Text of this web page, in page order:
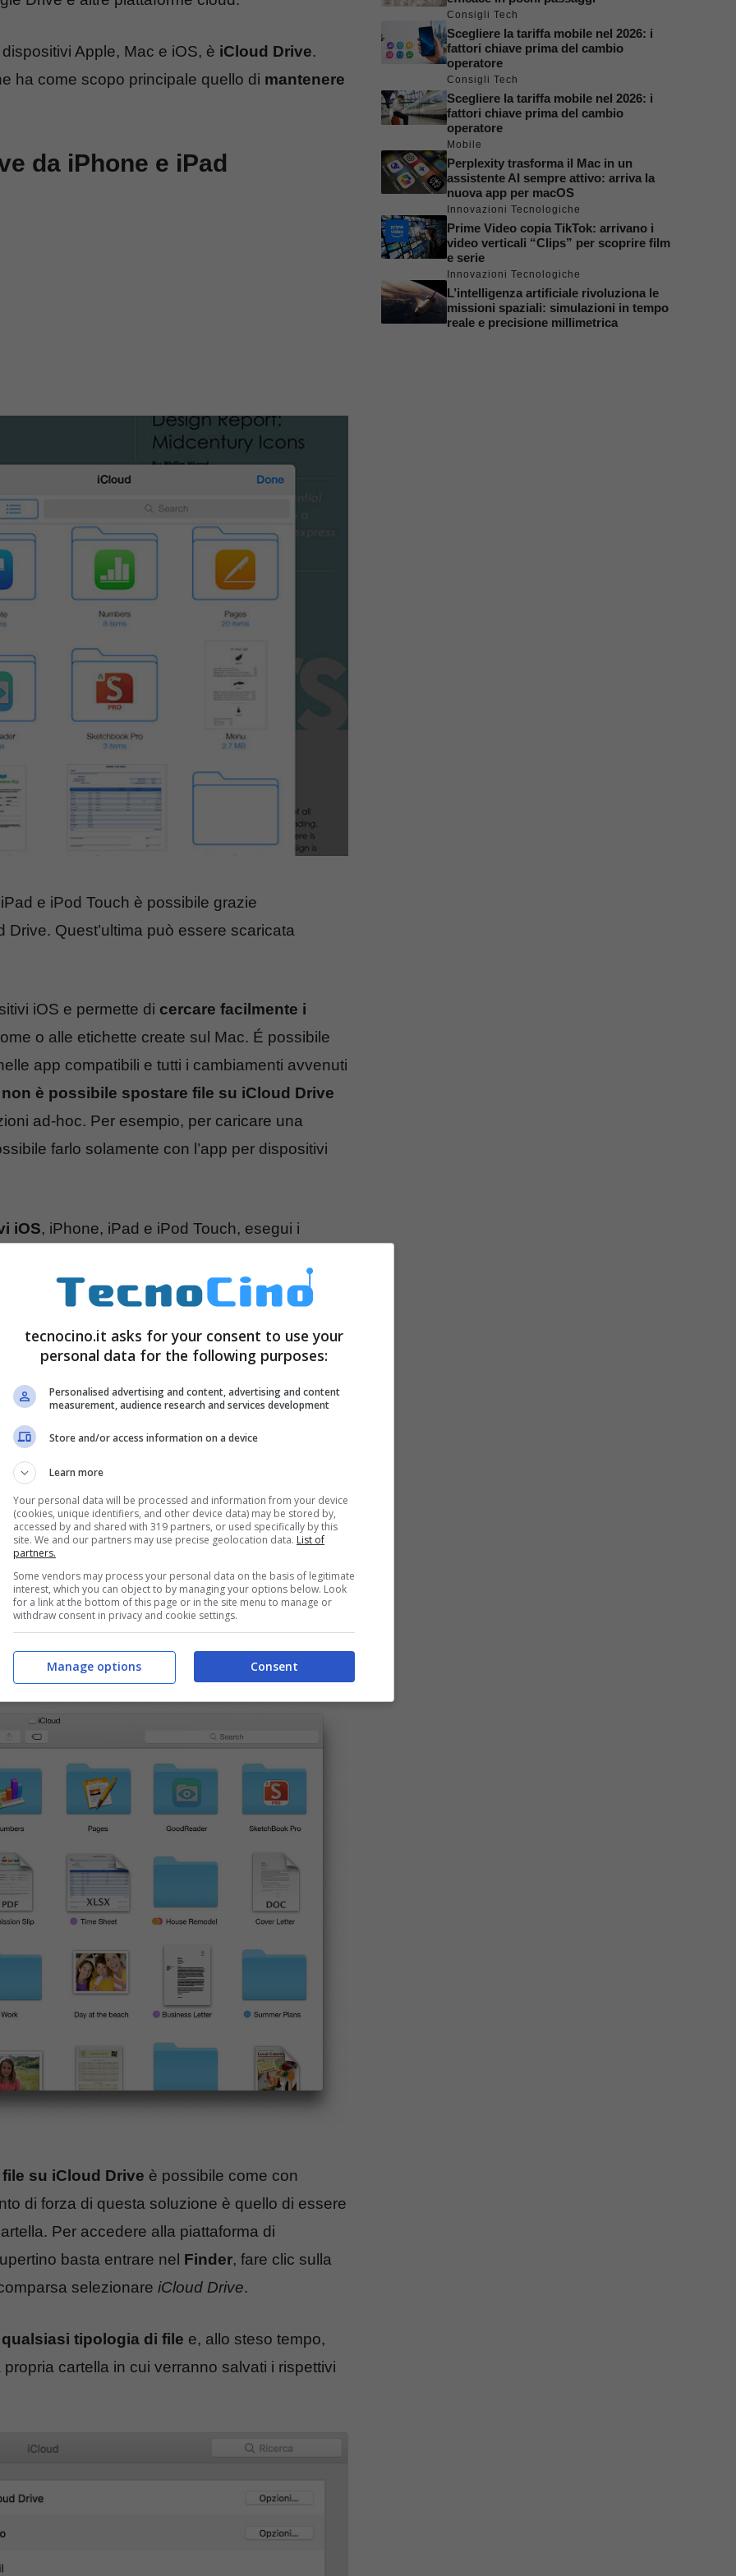
Apple, Mac e iOS, è iCloud Drive.
ha come scopo principale quello di mantenere
da iPhone e iPad
e iPod Touch è possibile grazie
Quest’ultima può essere scaricata
iOS e permette di cercare facilmente i
o alle etichette create sul Mac. É possibile
app compatibili e tutti i cambiamenti avvenuti
non è possibile spostare file su iCloud Drive
ad-hoc. Per esempio, per caricare una
farlo solamente con l’app per dispositivi
iOS, iPhone, iPad e iPod Touch, esegui i
l’ID Apple.
da Mac
su iCloud Drive è possibile come con
di forza di questa soluzione è quello di essere
Per accedere alla piattaforma di
basta entrare nel Finder, fare clic sulla
selezionare iCloud Drive.
tipologia di file e, allo steso tempo,
cartella in cui verranno salvati i rispettivi
Consigli Tech
Scegliere la tariffa mobile nel 2026: i
fattori chiave prima del cambio
operatore
Consigli Tech
Scegliere la tariffa mobile nel 2026: i
fattori chiave prima del cambio
operatore
Mobile
Perplexity trasforma il Mac in un
assistente AI sempre attivo: arriva la
nuova app per macOS
Innovazioni Tecnologiche
Prime Video copia TikTok: arrivano i
video verticali “Clips” per scoprire film
e serie
Innovazioni Tecnologiche
L’intelligenza artificiale rivoluziona le
missioni spaziali: simulazioni in tempo
reale e precisione millimetrica
tecnocino.it asks for your consent to use your
personal data for the following purposes:
Personalised advertising and content, advertising and content
measurement, audience research and services development
Store and/or access information on a device
Learn more
Your personal data will be processed and information from your device
(cookies, unique identifiers, and other device data) may be stored by,
accessed by and shared with 319 partners, or used specifically by this
site. We and our partners may use precise geolocation data. List of
partners.
Some vendors may process your personal data on the basis of legitimate
interest, which you can object to by managing your options below. Look
for a link at the bottom of this page or in the site menu to manage or
withdraw consent in privacy and cookie settings.
Consent
Manage options